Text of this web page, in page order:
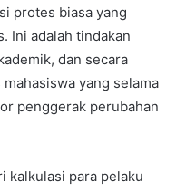
protes biasa yang
Ini adalah tindakan
dan secara
yang selama
penggerak perubahan
kalkulasi para pelaku